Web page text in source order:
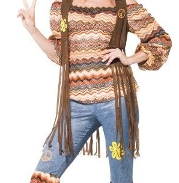
Hnedá hippie parochňa s
kvetinovou čelenkou
11 €